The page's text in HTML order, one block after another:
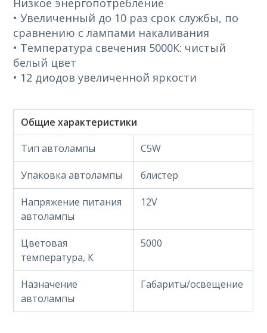
Низкое энергопотребление
• Увеличенный до 10 раз срок службы, по
сравнению с лампами накаливания
• Температура свечения 5000К: чистый
белый цвет
• 12 диодов увеличенной яркости
Общие характеристики
Тип автолампы
C5W
Упаковка автолампы блистер
Напряжение питания
автолампы
12V
Цветовая
температура, К
5000
Назначение
автолампы
Габариты/освещение